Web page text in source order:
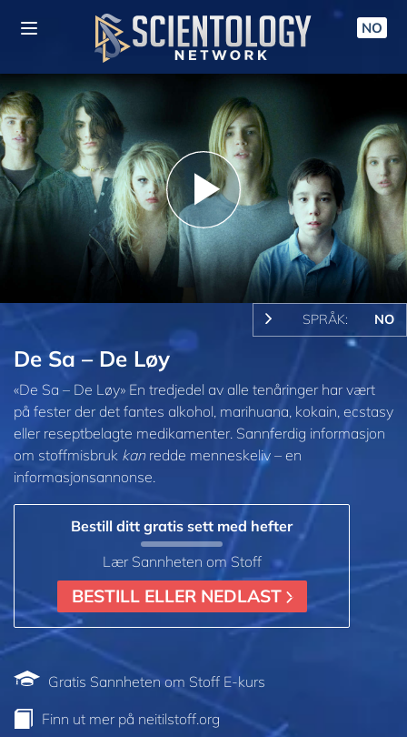
NO
Play
Video
SPRÅK: NO
De Sa – De Løy
«De Sa – De Løy» En tredjedel av alle tenåringer har vært
på fester der det fantes alkohol, marihuana, kokain, ecstasy
eller reseptbelagte medikamenter. Sannferdig informasjon
om stoffmisbruk kanredde menneskeliv – en
informasjonsannonse.
Bestill ditt gratis sett med hefter
Lær Sannheten om Stoff
BESTILL ELLER NEDLAST
Gratis Sannheten om Stoff E-kurs
Finn ut mer på neitilstoff.org